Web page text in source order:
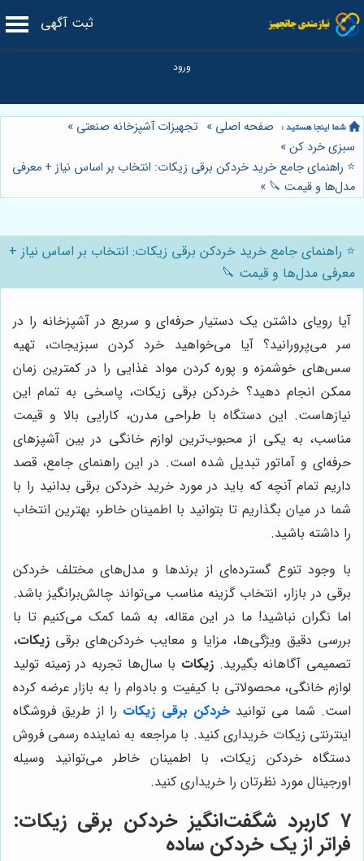
ثبت آگهی
صفحه اصلی » تجهیزات آشپزخانه صنعتی »
سبزی خرد کن»
⭐️ راهنمای جامع خرید خردکن برقی زیکات: انتخاب بر اساس نیاز + معرفی
مدل‌ها و قیمت 🔪 »
⭐️ راهنمای جامع خرید خردکن برقی زیکات: انتخاب بر اساس نیاز +
معرفی مدل‌ها و قیمت 🔪
آیا رویای داشتن یک دستیار حرفه‌ای و سریع در آشپزخانه را در
سر می‌پرورانید؟ آیا می‌خواهید خرد کردن سبزیجات، تهیه
سس‌های خوشمزه و پوره کردن مواد غذایی را در کمترین زمان
ممکن انجام دهید؟ خردکن برقی زیکات، پاسخی به تمام این
نیازهاست. این دستگاه با طراحی مدرن، کارایی بالا و قیمت
مناسب، به یکی از محبوب‌ترین لوازم خانگی در بین آشپزهای
حرفه‌ای و آماتور تبدیل شده است. در این راهنمای جامع، قصد
داریم تمام آنچه که باید در مورد خرید خردکن برقی بدانید را با
شما در میان بگذاریم تا بتوانید با اطمینان خاطر، بهترین انتخاب
را داشته باشید.
با وجود تنوع گسترده‌ای از برندها و مدل‌های مختلف خردکن
برقی در بازار، انتخاب گزینه مناسب می‌تواند چالش‌برانگیز باشد.
اما نگران نباشید! ما در این مقاله، به شما کمک می‌کنیم تا با
بررسی دقیق ویژگی‌ها، مزایا و معایب خردکن‌های برقی زیکات،
تصمیمی آگاهانه بگیرید. زیکات با سال‌ها تجربه در زمینه تولید
لوازم خانگی، محصولاتی با کیفیت و بادوام را به بازار عرضه کرده
است. شما می توانیدخردکن برقی زیکات را از طریق فروشگاه
اینترنتی زیکات خریداری کنید. با مراجعه به نماینده رسمی فروش
دستگاه خردکن زیکات، با اطمینان خاطر می‌توانید وسیله
اورجینال مورد نظرتان را خریداری کنید.
7 کاربرد شگفت‌انگیز خردکن برقی زیکات:
فراتر از یک خردکن ساده